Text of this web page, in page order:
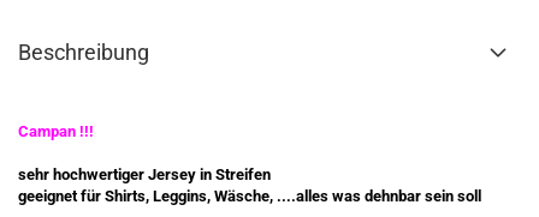
Beschreibung
Campan !!!
sehr hochwertiger Jersey in Streifen
geeignet für Shirts, Leggins, Wäsche, ....alles was dehnbar sein soll